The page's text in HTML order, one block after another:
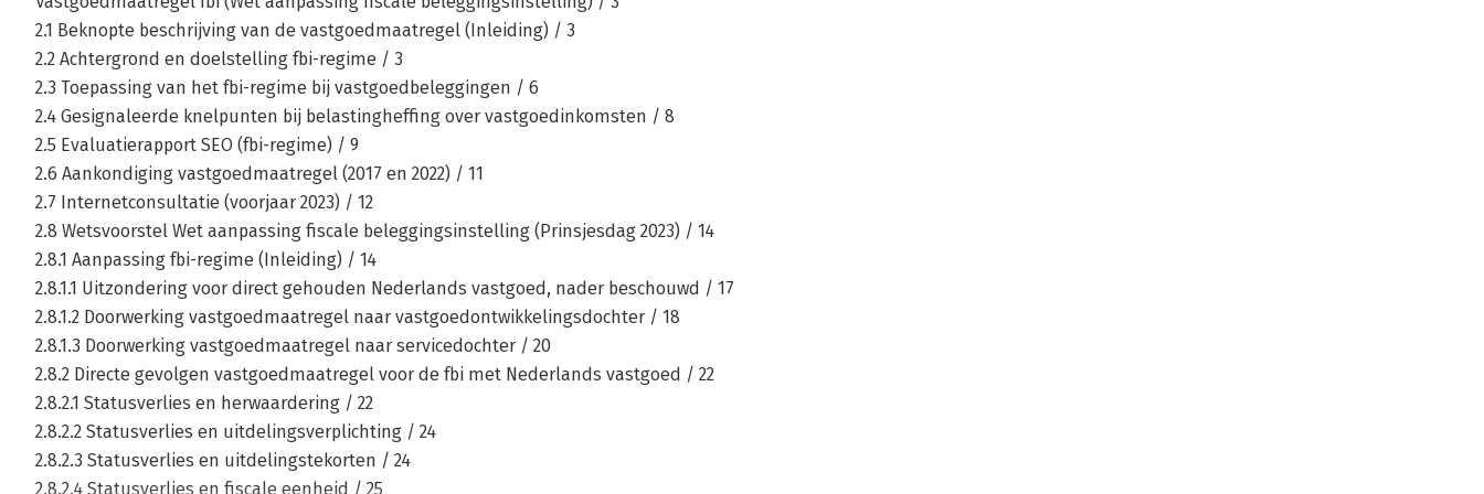
2.1 Beknopte beschrijving van de vastgoedmaatregel (Inleiding) / 3
2.2 Achtergrond en doelstelling fbi-regime / 3
2.3 Toepassing van het fbi-regime bij vastgoedbeleggingen / 6
2.4 Gesignaleerde knelpunten bij belastingheffing over vastgoedinkomsten / 8
2.5 Evaluatierapport SEO (fbi-regime) / 9
2.6 Aankondiging vastgoedmaatregel (2017 en 2022) / 11
2.7 Internetconsultatie (voorjaar 2023) / 12
2.8 Wetsvoorstel Wet aanpassing fiscale beleggingsinstelling (Prinsjesdag 2023) / 14
2.8.1 Aanpassing fbi-regime (Inleiding) / 14
2.8.1.1 Uitzondering voor direct gehouden Nederlands vastgoed, nader beschouwd / 17
2.8.1.2 Doorwerking vastgoedmaatregel naar vastgoedontwikkelingsdochter / 18
2.8.1.3 Doorwerking vastgoedmaatregel naar servicedochter / 20
2.8.2 Directe gevolgen vastgoedmaatregel voor de fbi met Nederlands vastgoed / 22
2.8.2.1 Statusverlies en herwaardering / 22
2.8.2.2 Statusverlies en uitdelingsverplichting / 24
2.8.2.3 Statusverlies en uitdelingstekorten / 24
2.8.2.4 Statusverlies en fiscale eenheid / 25